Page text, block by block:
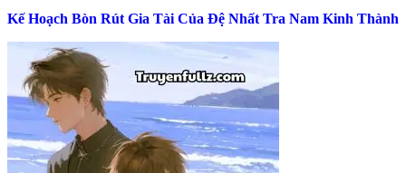
Kế Hoạch Bòn Rút Gia Tài Của Đệ Nhất Tra Nam Kinh Thành